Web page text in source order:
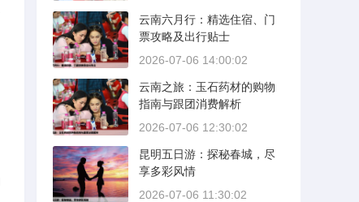
云南六月行：精选住宿、门
票攻略及出行贴士
2026-07-06 14:00:02
云南之旅：玉石药材的购物
指南与跟团消费解析
2026-07-06 12:30:02
昆明五日游：探秘春城，尽
享多彩风情
2026-07-06 11:30:02